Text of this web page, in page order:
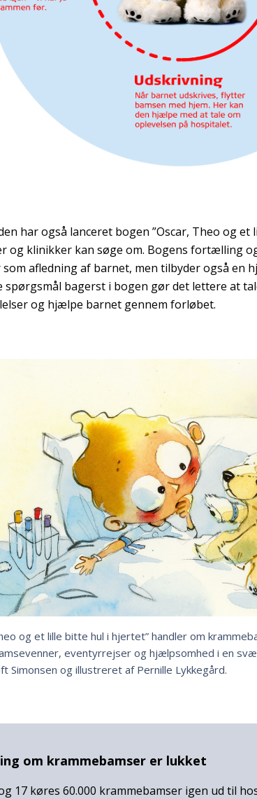
har også lanceret bogen ”Oscar, Theo og et
og klinikker kan søge om. Bogens fortælling
afledning af barnet, men tilbyder også en
spørgsmål bagerst i bogen gør det lettere at
og hjælpe barnet gennem forløbet.
og et lille bitte hul i hjertet” handler om
eventyrrejser og hjælpsomhed i en
Simonsen og illustreret af Pernille Lykkegård.
om krammebamser er lukket
17 køres 60.000 krammebamser igen ud til